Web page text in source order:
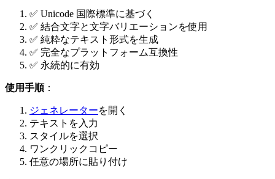
✅ Unicode 国際標準に基づく
✅ 結合文字と文字バリエーションを使用
✅ 純粋なテキスト形式を生成
✅ 完全なプラットフォーム互換性
✅ 永続的に有効
使用手順：
ジェネレーターを開く
テキストを入力
スタイルを選択
ワンクリックコピー
任意の場所に貼り付け